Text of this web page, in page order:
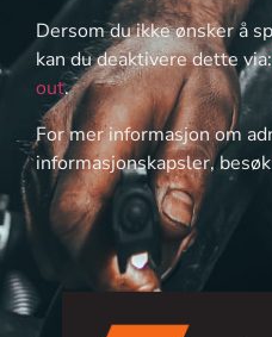
Dersom du ikke ønsker å
kan du deaktivere dette
out.
For mer informasjon om
informasjonskapsler,